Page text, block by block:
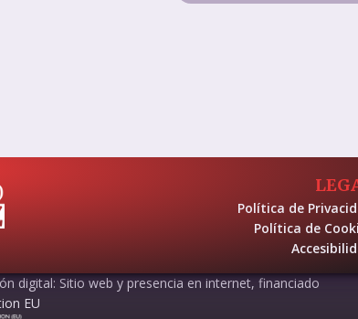
Política de
Política de
digital: Sitio web y presencia en internet, financiado
EU